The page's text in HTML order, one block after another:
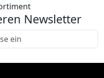
Newsletter